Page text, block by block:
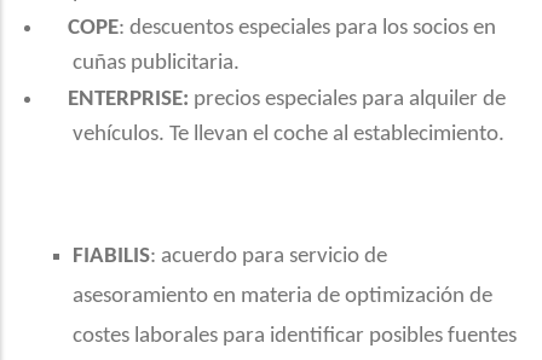
COPE: descuentos especiales para los socios en
cuñas publicitaria.
ENTERPRISE: precios especiales para alquiler de
vehículos. Te llevan el coche al establecimiento.
FIABILIS: acuerdo para servicio de
asesoramiento en materia de optimización de
costes laborales para identificar posibles fuentes